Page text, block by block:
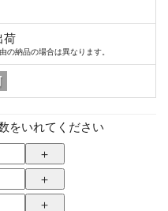
荷
の納品の場合は異なります。
をいれてください